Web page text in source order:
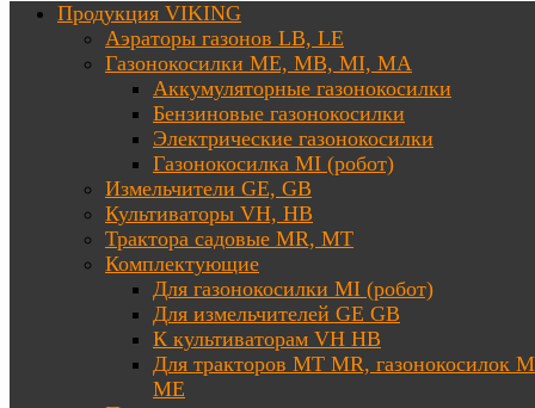
Продукция VIKING
Аэраторы газонов LB, LE
Газонокосилки ME, MB, MI, MA
Аккумуляторные газонокосилки
Бензиновые газонокосилки
Электрические газонокосилки
Газонокосилка MI (робот)
Измельчители GE, GB
Культиваторы VH, HB
Трактора садовые MR, MT
Комплектующие
Для газонокосилки MI (робот)
Для измельчителей GE GB
К культиваторам VH HB
Для тракторов МТ MR, газонокосилок
ME